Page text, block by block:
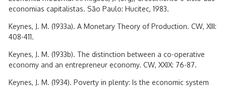
economias capitalistas. São Paulo: Hucitec, 1983.
Keynes, J. M. (1933a). A Monetary Theory of Production. CW, XIII:
408-411.
Keynes, J. M. (1933b). The distinction between a co-operative
economy and an entrepreneur economy. CW, XXIX: 76-87.
Keynes, J. M. (1934). Poverty in plenty: Is the economic system